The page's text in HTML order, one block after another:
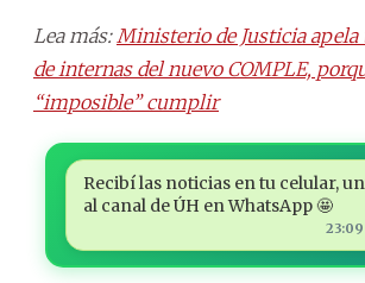
Lea más: Ministerio de Justicia apela
de internas del nuevo COMPLE,
“imposible” cumplir
Recibí las noticias en tu celular,
al canal de ÚH en WhatsApp 🤩
23:09